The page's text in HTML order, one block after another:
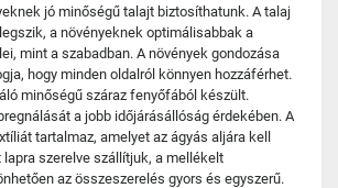
jó minőségű talajt biztosíthatunk. A talaj
a növényeknek optimálisabbak a
mint a szabadban. A növények gondozása
hogy minden oldalról könnyen hozzáférhet.
minőségű száraz fenyőfából készült.
a jobb időjárásállóság érdekében. A
tartalmaz, amelyet az ágyás aljára kell
lapra szerelve szállítjuk, a mellékelt
az összeszerelés gyors és egyszerű.